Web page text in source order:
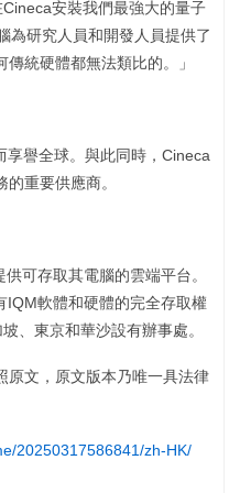
安裝我們最強大的量子
為研究人員和開發人員提供了
統硬體都無法類比的。」
譽全球。與此同時，Cineca
重要供應商。
可存取其電腦的雲端平台。
IQM軟體和硬體的完全存取權
、東京和華沙設有辦事處。
原文，原文版本乃唯一具法律
20250317586841/zh-HK/